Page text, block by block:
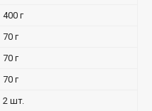
400 г
70 г
70 г
70 г
2 шт.